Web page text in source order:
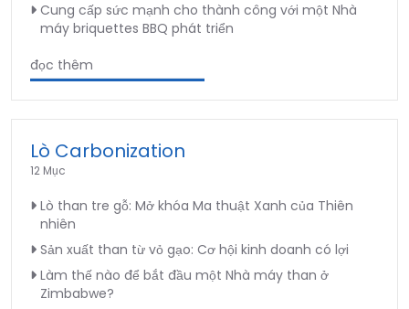
Cung cấp sức mạnh cho thành công với một Nhà
máy briquettes BBQ phát triển
đọc thêm
Lò Carbonization
12 Mục
Lò than tre gỗ: Mở khóa Ma thuật Xanh của Thiên
nhiên
Sản xuất than từ vỏ gạo: Cơ hội kinh doanh có lợi
Làm thế nào để bắt đầu một Nhà máy than ở
Zimbabwe?